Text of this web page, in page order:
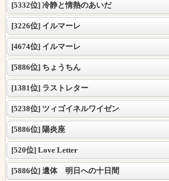
[5332位] 冷静と情熱のあいだ
[3226位] イルマーレ
[4674位] イルマーレ
[5886位] ちょうちん
[1381位] ラストレター
[5238位] ツィゴイネルワイゼン
[5886位] 陽炎座
[520位] Love Letter
[5886位] 遺体 明日への十日間